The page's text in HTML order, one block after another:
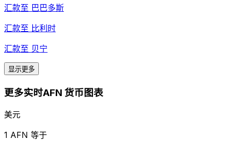
汇款至 巴巴多斯
汇款至 比利时
汇款至 贝宁
显示更多
更多实时AFN 货币图表
美元
1 AFN 等于